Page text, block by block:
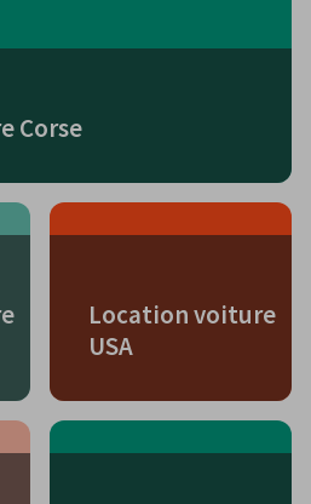
Corse
Location voiture
USA